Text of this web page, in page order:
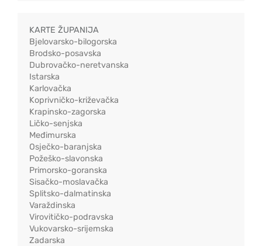
KARTE ŽUPANIJA
Bjelovarsko-bilogorska
Brodsko-posavska
Dubrovačko-neretvanska
Istarska
Karlovačka
Koprivničko-križevačka
Krapinsko-zagorska
Ličko-senjska
Međimurska
Osječko-baranjska
Požeško-slavonska
Primorsko-goranska
Sisačko-moslavačka
Splitsko-dalmatinska
Varaždinska
Virovitičko-podravska
Vukovarsko-srijemska
Zadarska